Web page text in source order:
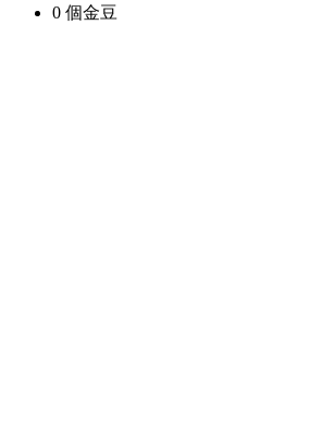
0 個金豆